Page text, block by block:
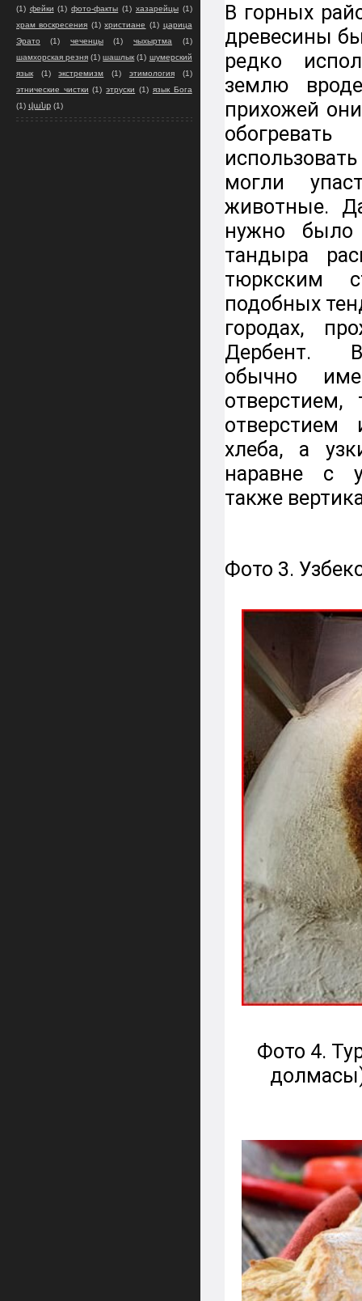
В горных
древесины
редко
землю
прихожей
могли
животные.
нужно было
тандыра
тюркским
подобных
городах,
Дербент. В
обычно
отверстием
хлеба, а
наравне с
также
Фото 3.
Фото 4.
(1) фейки (1) фото-факты (1) хазарейцы (1)
храм воскресения (1) христиане (1) царица
Эрато
(1) чеченцы (1) чыхыртма
(1)
шамхорская резня (1) шашлык (1) шумерский
язык
(1) экстремизм (1) этимология
(1)
этнические чистки (1) этруски (1) язык Бога
(1) վանք (1)